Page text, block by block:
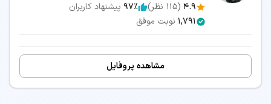
4.9
(
115 نظر) 97٪ پیشنهاد کاربران
1,791 نوبت موفق
مشاهده پروفایل